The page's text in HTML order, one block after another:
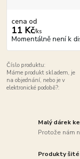
cena od
11 Kč/ks
Momentálně není k
Číslo produktu:
Máme produkt skladem, je
na objednání, nebo je v
elektronické podobě?:
Malý dárek
Protože nám
Produkty šité